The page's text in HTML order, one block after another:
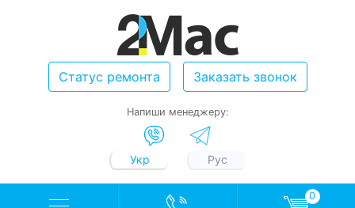
Статус ремонта Заказать звонок
Напиши менеджеру:
Укр Рус
0